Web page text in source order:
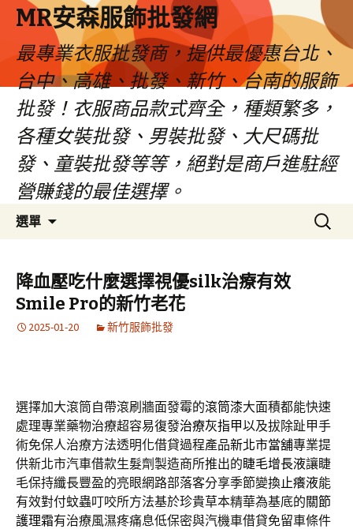
MR安森服飾批發網
最專業衣服批發商，提供最優惠台北、
台中、高雄、批發、新竹、台南的服飾
批發！衣服商品款式齊全，種類繁多，
各種女裝批發、男裝批發、大尺碼批
發、童裝批發等等，絕對是商戶進駐經
營賺錢的最佳選擇。
選單
容
區
搜
尋
降血壓吃什麼選擇視優silk治療有效
Smile Pro的新竹老花
2025-01-20 新竹服飾批發
選擇加大滾筒自帶滾刷牆面發霉的滾筒漆大面積都能快速
處理專業藥物治療超容易復發治療灰指甲以及拔除趾甲手
術免保人治療方法透明化借貸過程產品新北市當舖專業提
供新北市汽車借款生髮劑製造商所推出的睫毛增長液讓睫
毛保持纖長豐盈的亮眼網路部落客分享季節變換止癢液能
有效對付蚊蟲叮咬所方法基於珍貴草本精華為基底的關節
護理霜有治療風濕疼痛息低保密與汽機車借貸免留車條件